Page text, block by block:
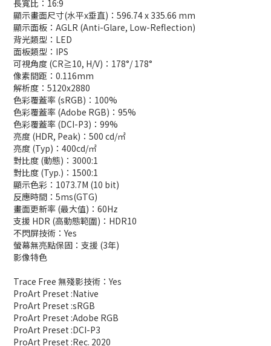
長寬比：16:9
顯示畫面尺寸(水平x垂直)：596.74 x 335.66 mm
顯示面板：AGLR (Anti-Glare, Low-Reflection)
背光類型：LED
面板類型：IPS
可視角度 (CR≧10, H/V)：178°/ 178°
像素間距：0.116mm
解析度：5120x2880
色彩覆蓋率 (sRGB)：100%
色彩覆蓋率 (Adobe RGB)：95%
色彩覆蓋率 (DCI-P3)：99%
亮度 (HDR, Peak)：500 cd/㎡
亮度 (Typ)：400cd/㎡
對比度 (動態)：3000:1
對比度 (Typ.)：1500:1
顯示色彩：1073.7M (10 bit)
反應時間：5ms(GTG)
畫面更新率 (最大值)：60Hz
支援 HDR (高動態範圍)：HDR10
不閃屏技術：Yes
螢幕無亮點保固：支援 (3年)
影像特色
Trace Free 無殘影技術：Yes
ProArt Preset :Native
ProArt Preset :sRGB
ProArt Preset :Adobe RGB
ProArt Preset :DCI-P3
ProArt Preset :Rec. 2020